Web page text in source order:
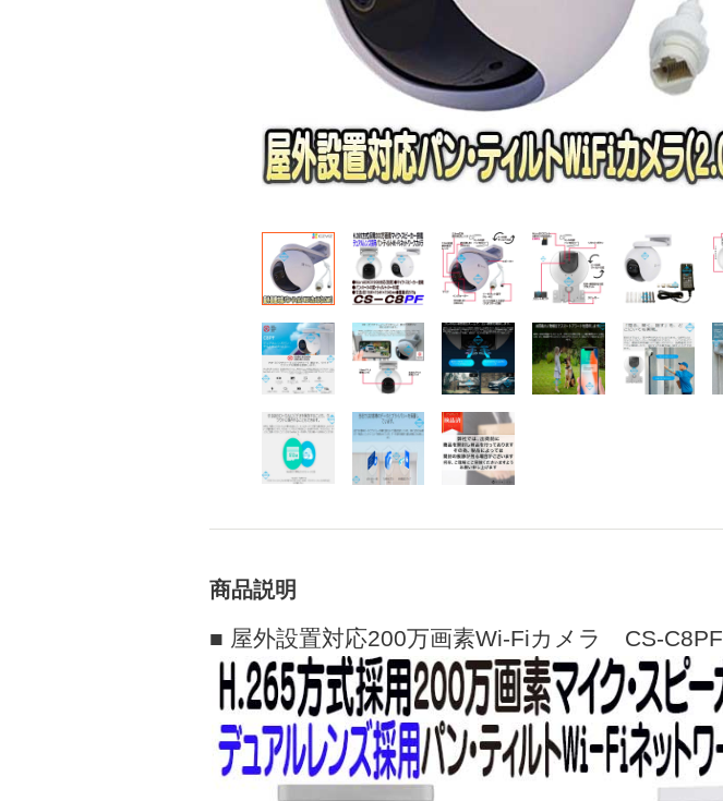
商品説明
■ 屋外設置対応200万画素Wi-Fiカメラ CS-C8PF